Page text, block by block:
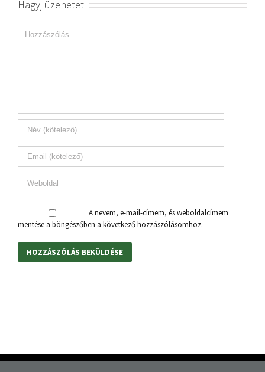
Hagyj üzenetet
A nevem, e-mail-címem, és weboldalcímem
mentése a böngészőben a következő hozzászólásomhoz.